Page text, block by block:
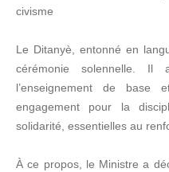
civisme
Le Ditanyè, entonné en
cérémonie solennelle.
l’enseignement de base
engagement pour la
solidarité, essentielles au
À ce propos, le Ministre a